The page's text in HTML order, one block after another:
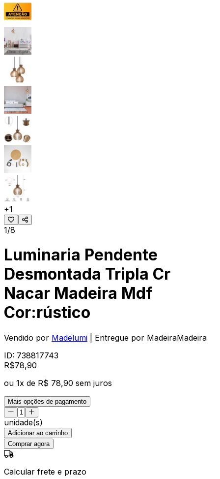
+1
1/8
Luminaria Pendente
Desmontada Tripla Cr
Nacar Madeira Mdf
Cor:rústico
Vendido por Madelumi | Entregue por MadeiraMadeira
ID: 738817743
R$78,90
ou 1x de R$ 78,90 sem juros
Mais opções de pagamento
unidade(s)
Adicionar ao carrinho
Comprar agora
Calcular frete e prazo